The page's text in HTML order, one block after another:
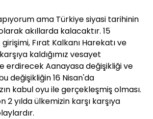
ama Türkiye siyasi tarihinin
akıllarda kalacaktır. 15
Fırat Kalkanı Harekatı ve
kaldığımız vesayet
erdirecek Aanayasa değişikliği ve
değişikliğin 16 Nisan'da
kabul oyu ile gerçekleşmiş olması.
2 yılda ülkemizin karşı karşıya